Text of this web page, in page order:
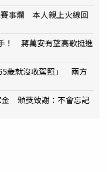
事爛 本人親上火線回
！ 蔣萬安有望高歌挺進
歲就沒收駕照」 兩方
金 頒獎致謝：不會忘記